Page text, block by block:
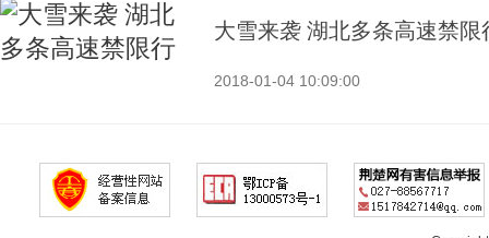
大雪来袭 湖北多条高速禁限
2018-01-04 10:09:00